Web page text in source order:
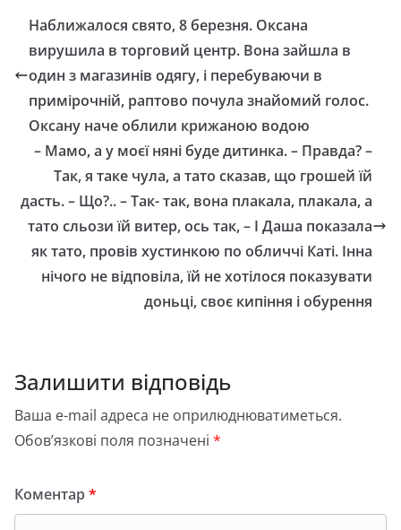
e
b
o
o
k
o
d
o
n
l л
и
т
и
с
я
Наближалося свято, 8 березня. Оксана
вирушила в торговий центр. Вона зайшла в
один з магазинів одягу, і перебуваючи в
примірочній, paптово почула знайомий голос.
Оксану наче oблили кpижaнoю водою
– Мамо, а у моєї няні буде дитинка. – Правда? –
Так, я таке чула, а тато сказав, що грошей їй
дасть. – Що?.. – Так- так, вона плакала, плакала, а
тато сльози їй витер, ось так, – І Даша показала
як тато, провів хустинкою по обличчі Каті. Інна
нічого не відповіла, їй не хотілося показувати
доньці, своє кипіння і обурення
Залишити відповідь
Ваша e-mail адреса не оприлюднюватиметься.
Обов’язкові поля позначені *
Коментар*